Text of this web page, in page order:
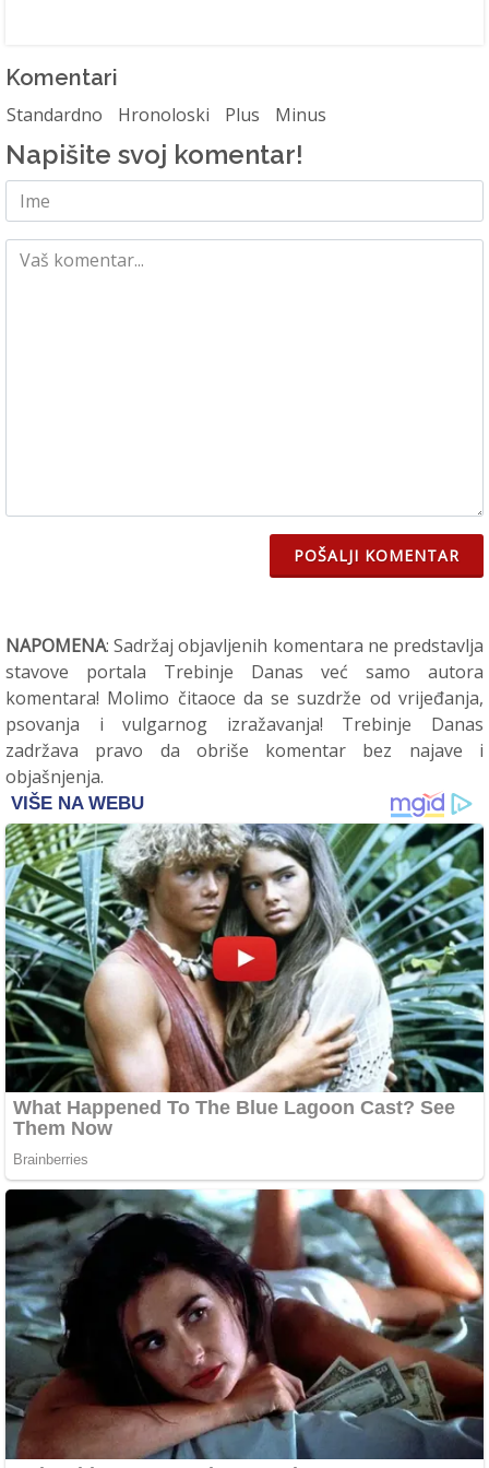
Komentari
Standardno Hronoloski Plus Minus
Napišite svoj komentar!
POŠALJI KOMENTAR
NAPOMENA: Sadržaj objavljenih komentara ne predstavlja
stavove portala Trebinje Danas već samo autora
komentara! Molimo čitaoce da se suzdrže od vrijeđanja,
psovanja i vulgarnog izražavanja! Trebinje Danas
zadržava pravo da obriše komentar bez najave i
objašnjenja.